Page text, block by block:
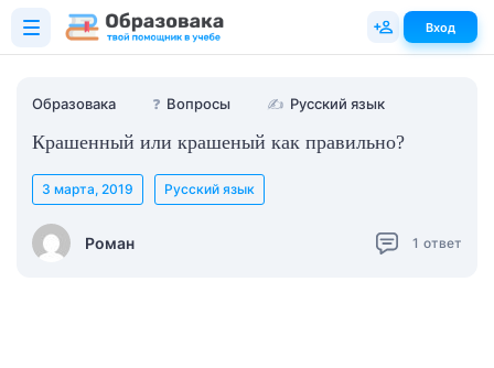
Образовака ❓ Вопросы ✍ Русский язык
Крашенный или крашеный как правильно?
Роман
3 марта, 2019 Русский язык
1 ответ
Вход